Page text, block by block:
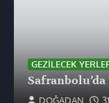
GEZILECEK
DOĞADAN